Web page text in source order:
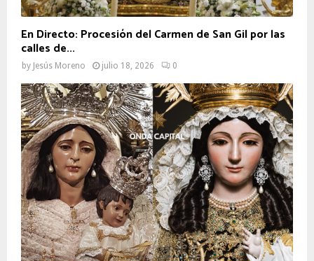
En Directo: Procesión del Carmen de San Gil por las
calles de...
by Jesús Moreno julio 18, 2026 0